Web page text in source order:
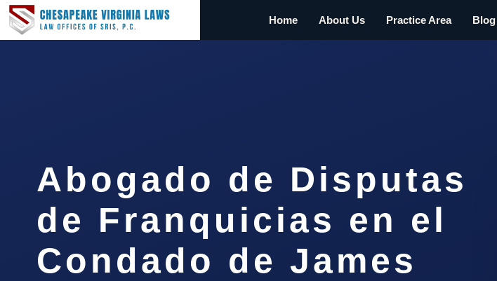
Home About Us Practice Area Blog
Abogado de Disputas
de Franquicias en el
Condado de James